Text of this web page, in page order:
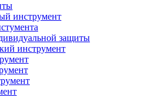
инструмент
защиты
инструмент